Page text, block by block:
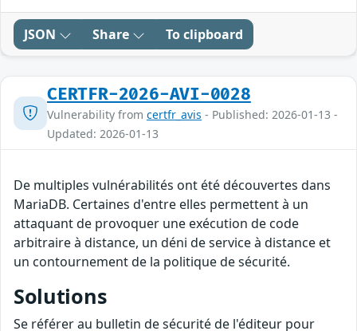
JSON Share To clipboard
CERTFR-2026-AVI-0028
Vulnerability from certfr_avis - Published: 2026-01-13 -
Updated: 2026-01-13
De multiples vulnérabilités ont été découvertes dans
MariaDB. Certaines d'entre elles permettent à un
attaquant de provoquer une exécution de code
arbitraire à distance, un déni de service à distance et
un contournement de la politique de sécurité.
Solutions
Se référer au bulletin de sécurité de l'éditeur pour